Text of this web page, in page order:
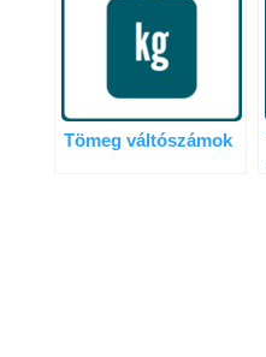
Tömeg váltószámok